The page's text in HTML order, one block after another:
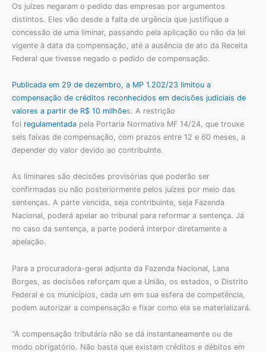
Os juízes negaram o pedido das empresas por argumentos
distintos. Eles vão desde a falta de urgência que justifique a
concessão de uma liminar, passando pela aplicação ou não da lei
vigente à data da compensação, até a ausência de ato da Receita
Federal que tivesse negado o pedido de compensação.
Publicada em 29 de dezembro, a MP 1.202/23 limitou a
compensação de créditos reconhecidos em decisões judiciais de
valores a partir de R$ 10 milhões. A restrição
foi regulamentada pela Portaria Normativa MF 14/24, que trouxe
seis faixas de compensação, com prazos entre 12 e 60 meses, a
depender do valor devido ao contribuinte.
As liminares são decisões provisórias que poderão ser
confirmadas ou não posteriormente pelos juízes por meio das
sentenças. A parte vencida, seja contribuinte, seja Fazenda
Nacional, poderá apelar ao tribunal para reformar a sentença. Já
no caso da sentença, a parte poderá interpor diretamente a
apelação.
Para a procuradora-geral adjunta da Fazenda Nacional, Lana
Borges, as decisões reforçam que a União, os estados, o Distrito
Federal e os municípios, cada um em sua esfera de competência,
podem autorizar a compensação e fixar como ela se materializará.
“A compensação tributária não se dá instantaneamente ou de
modo obrigatório. Não basta que existam créditos e débitos em